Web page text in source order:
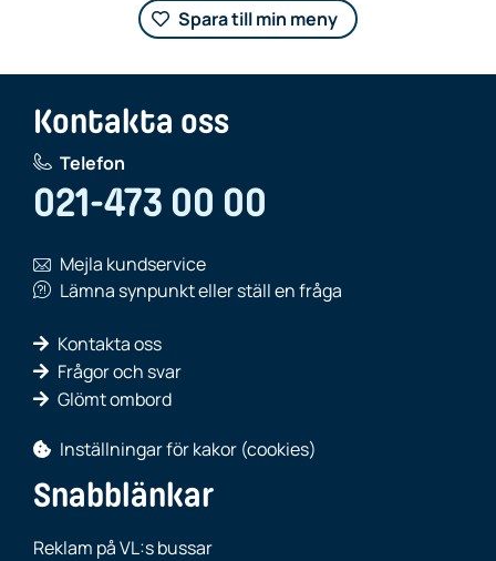
Spara till min meny
Kontakta oss
Telefon
021-473 00 00
Mejla kundservice
Lämna synpunkt eller ställ en fråga
Kontakta oss
Frågor och svar
Glömt ombord
Inställningar för kakor (cookies)
Snabblänkar
Reklam på VL:s bussar